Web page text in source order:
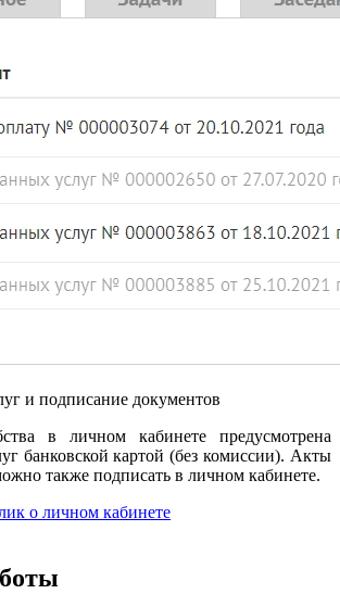
и подписание документов
в личном кабинете предусмотрена
банковской картой (без комиссии). Акты
также подписать в личном кабинете.
о личном кабинете